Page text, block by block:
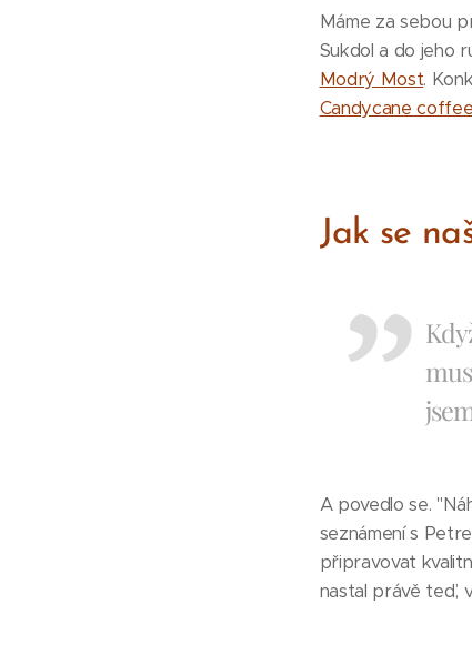
Máme za sebou
Sukdol a do jeho
Modrý Most.
Candycane coffee
Jak se
A povedlo se.
seznámení s
připravovat
nastal právě teď,